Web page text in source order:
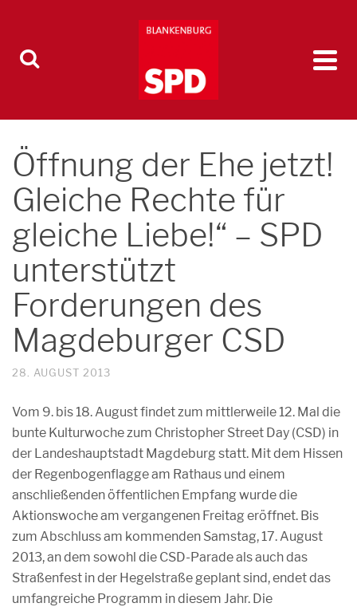
Öffnung der Ehe jetzt!
Gleiche Rechte für
gleiche Liebe!“ – SPD
unterstützt
Forderungen des
Magdeburger CSD
28. AUGUST 2013
Vom 9. bis 18. August findet zum mittlerweile 12. Mal die
bunte Kulturwoche zum Christopher Street Day (CSD) in
der Landeshauptstadt Magdeburg statt. Mit dem Hissen
der Regenbogenflagge am Rathaus und einem
anschließenden öffentlichen Empfang wurde die
Aktionswoche am vergangenen Freitag eröffnet. Bis
zum Abschluss am kommenden Samstag, 17. August
2013, an dem sowohl die CSD-Parade als auch das
Straßenfest in der Hegelstraße geplant sind, endet das
umfangreiche Programm in diesem Jahr. Die